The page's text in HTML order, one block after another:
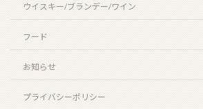
ウイスキー/ブランデー/ワイン
フード
お知らせ
プライバシーポリシー